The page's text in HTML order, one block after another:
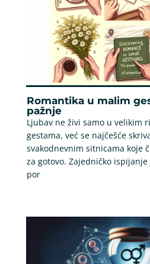
Romantika u malim
pažnje
Ljubav ne živi samo u velikim
gestama, već se najčešće
svakodnevnim sitnicama koje
za gotovo. Zajedničko
por